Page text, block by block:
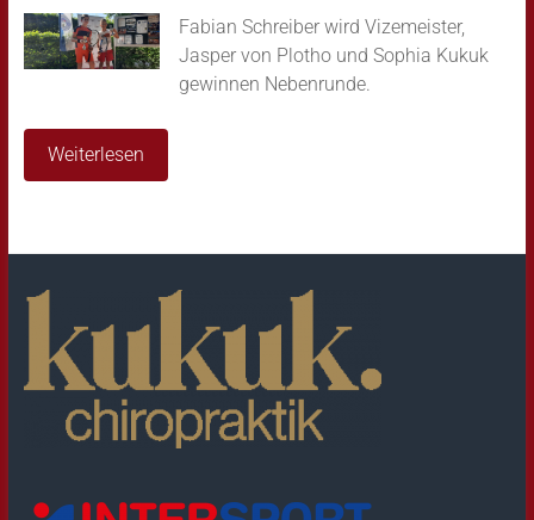
Fabian Schreiber wird Vizemeister,
Jasper von Plotho und Sophia Kukuk
gewinnen Nebenrunde.
Weiterlesen